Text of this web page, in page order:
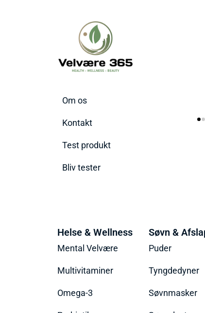
Om os
Kontakt
Test produkt
Bliv tester
Helse & Wellness
Mental Velvære
Multivitaminer
Omega-3
Søvn &
Puder
Tyngdedyner
Søvnmasker